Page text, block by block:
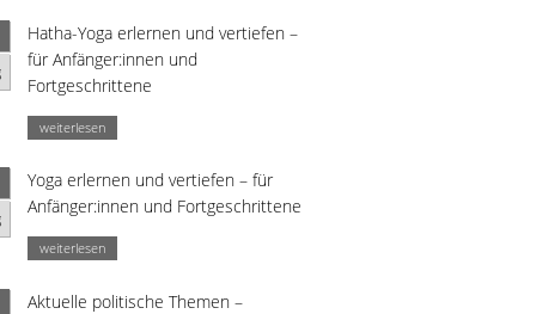
Hatha-Yoga erlernen und vertiefen –
für Anfänger:innen und
Fortgeschrittene
weiterlesen
Yoga erlernen und vertiefen – für
Anfänger:innen und Fortgeschrittene
weiterlesen
Aktuelle politische Themen –